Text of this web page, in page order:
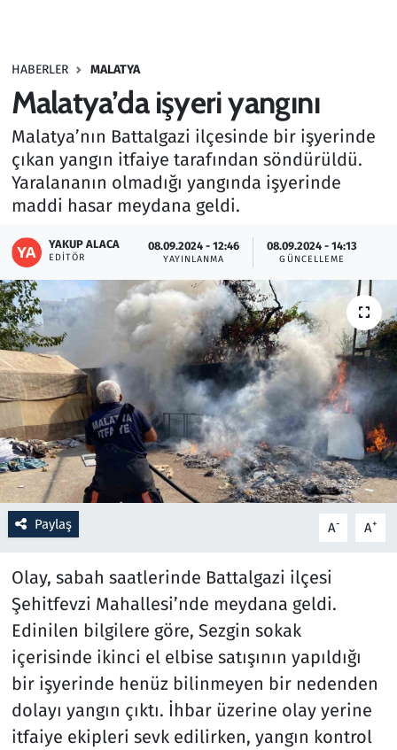
HABERLER MALATYA
Malatya’da işyeri yangını
Malatya’nın Battalgazi ilçesinde bir işyerinde
çıkan yangın itfaiye tarafından söndürüldü.
Yaralananın olmadığı yangında işyerinde
maddi hasar meydana geldi.
YAKUP ALACA
EDITÖR
08.09.2024 - 12:46
YAYINLANMA
08.09.2024 - 14:13
GÜNCELLEME
Paylaş A- A+
Olay, sabah saatlerinde Battalgazi ilçesi
Şehitfevzi Mahallesi’nde meydana geldi.
Edinilen bilgilere göre, Sezgin sokak
içerisinde ikinci el elbise satışının yapıldığı
bir işyerinde henüz bilinmeyen bir nedenden
dolayı yangın çıktı. İhbar üzerine olay yerine
itfaiye ekipleri sevk edilirken, yangın kontrol
Haber
Kültür Sanat
Kurumsal Haberler
Lezzet Durağı
Memur ve Kamu
Otomobil
Oyun
Ramazan
Resmi İlanlar
Rüya Tabirleri
Sağlık
Savunma Sanayi
Seçim 2023
Spor
Teknoloji ve Bilim